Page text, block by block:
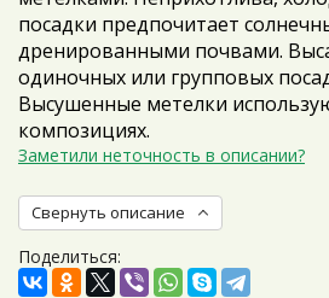
посадки предпочитает
дренированными почвами.
одиночных или групповых
Высушенные метелки
композициях.
Заметили неточность в описании?
Свернуть описание
Поделиться: